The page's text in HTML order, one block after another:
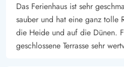
breiten Sandstrand der dänischen
lange Spaziergänge, spürt den
und lasst euch die frische
Auch tolle Rad- und
Das Ferienhaus ist sehr
sauber und hat eine ganz tolle
die Heide und auf die Dünen.
geschlossene Terrasse sehr